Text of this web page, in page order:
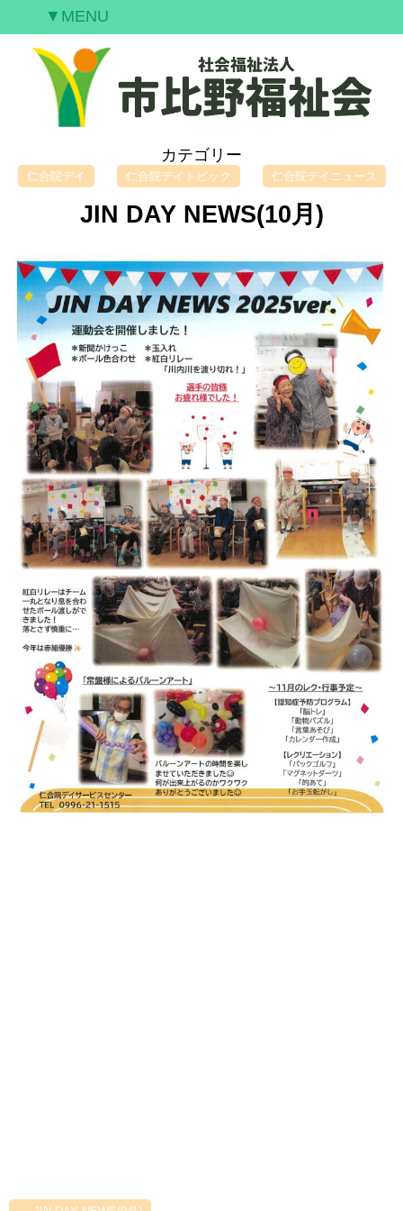
▼MENU
私たちの願い
事業案内
空室情報
研修案内
お問合せ
カテゴリー
仁合院デイ 仁合院デイトピック 仁合院デイニュース
JIN DAY NEWS(10月)